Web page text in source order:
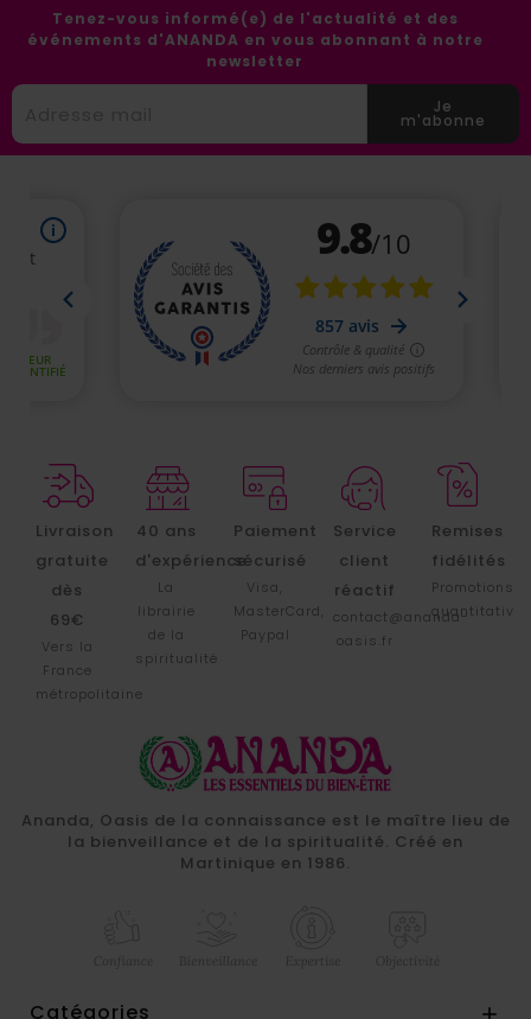
Tenez-vous informé(e) de l'actualité et des
événements d'ANANDA en vous abonnant à notre
newsletter
Je
m'abonne
Livraison
gratuite
dès
69€
Vers la
France
métropolitaine
40 ans
d'expérience
La
librairie
de la
spiritualité
Paiement
sécurisé
Visa,
MasterCard,
Paypal
Service
client
réactif
contact@ananda-
oasis.fr
Remises
fidélités
Promotions
Ananda, Oasis de la connaissance est le maître lieu de
la bienveillance et de la spiritualité. Créé en
Martinique en 1986.
Catégories 